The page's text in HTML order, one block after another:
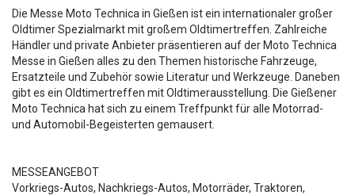
Die Messe Moto Technica in Gießen ist ein internationaler großer
Oldtimer Spezialmarkt mit großem Oldtimertreffen. Zahlreiche
Händler und private Anbieter präsentieren auf der Moto Technica
Messe in Gießen alles zu den Themen historische Fahrzeuge,
Ersatzteile und Zubehör sowie Literatur und Werkzeuge. Daneben
gibt es ein Oldtimertreffen mit Oldtimerausstellung. Die Gießener
Moto Technica hat sich zu einem Treffpunkt für alle Motorrad-
und Automobil-Begeisterten gemausert.
MESSEANGEBOT
Vorkriegs-Autos, Nachkriegs-Autos, Motorräder, Traktoren,